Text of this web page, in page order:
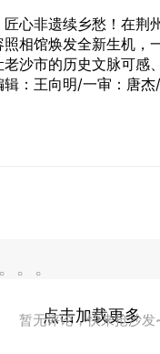
心非遗续乡愁！在荆
相馆焕发全新生机，
沙市的历史文脉可感
：王向明/一审：唐
。。
暂无评论，快来抢沙发
点击加载更多